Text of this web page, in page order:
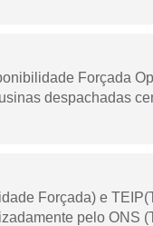
Forçada
despachadas
Forçada) e
pelo ONS